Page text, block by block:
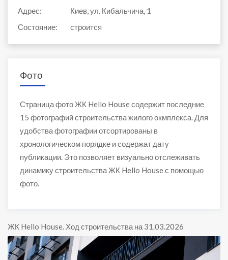
Адрес:
Киев, ул. Кибальчича, 1
Состояние:
строится
Фото
Страница фото ЖК Hello House содержит последние
15 фотографий строительства жилого окмплекса. Для
удобства фотографии отсортированы в
хронологическом порядке и содержат дату
публикации. Это позволяет визуально отслеживать
динамику строительства ЖК Hello House с помощью
фото.
ЖК Hello House. Ход строительства на 31.03.2026